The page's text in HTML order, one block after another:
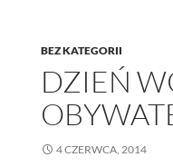
BEZ KATEGORII
DZIEŃ
4 CZERWCA, 2014